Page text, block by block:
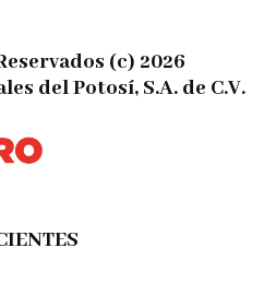
(c) 2026
del Potosí, S.A. de C.V.